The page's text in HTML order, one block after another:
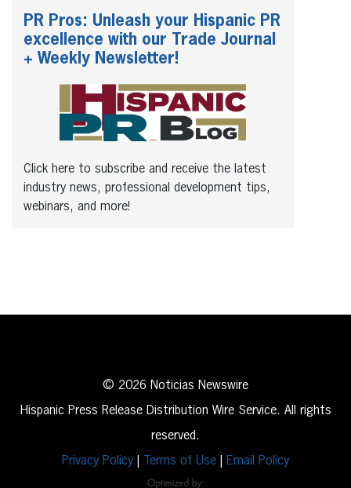
PR Pros: Unleash your Hispanic PR
excellence with our Trade Journal
+ Weekly Newsletter!
Click here to subscribe and receive the latest
industry news, professional development tips,
webinars, and more!
© 2026 Noticias Newswire
Hispanic Press Release Distribution Wire Service. All rights
reserved.
Privacy Policy
Terms of Use Email Policy